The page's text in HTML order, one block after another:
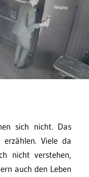
sich nicht. Das
Viele da
nicht verstehen,
auch den Leben